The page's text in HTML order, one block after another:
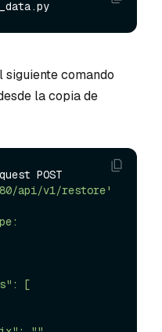
siguiente comando
la copia de
api/v1/restore'